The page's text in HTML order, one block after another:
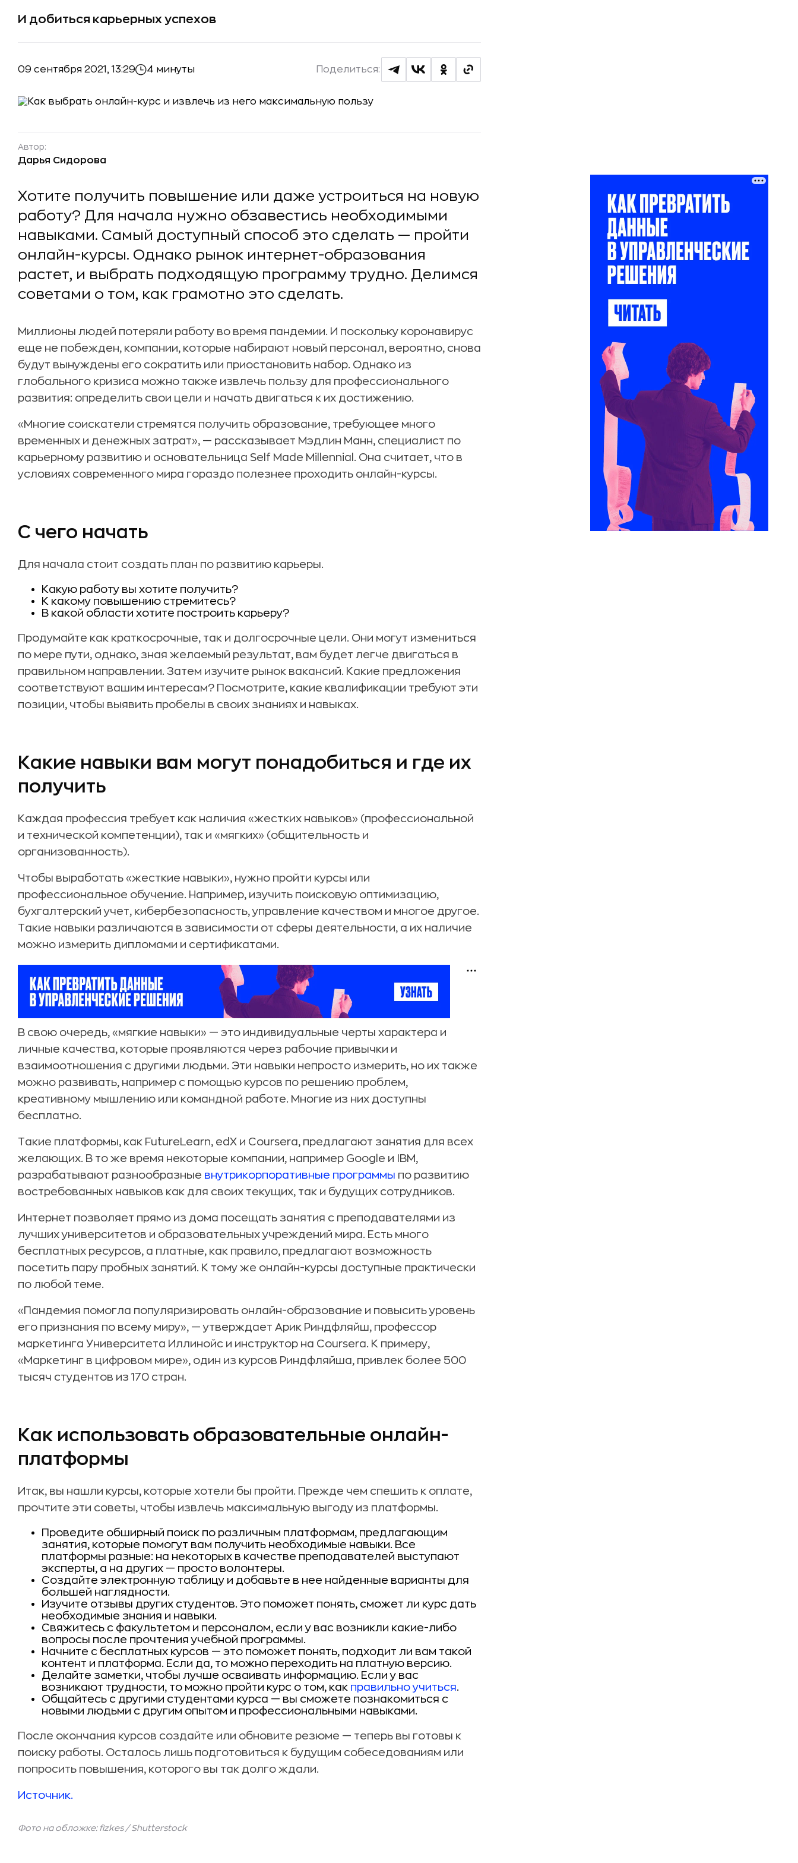
И добиться карьерных успехов
09 сентября 2021, 13:29 4 минуты Поделиться:
Автор:
Дарья Сидорова
Хотите получить повышение или даже устроиться на новую
работу? Для начала нужно обзавестись необходимыми
навыками. Самый доступный способ это сделать — пройти
онлайн-курсы. Однако рынок интернет-образования
растет, и выбрать подходящую программу трудно. Делимся
советами о том, как грамотно это сделать.
Миллионы людей потеряли работу во время пандемии. И поскольку коронавирус
еще не побежден, компании, которые набирают новый персонал, вероятно, снова
будут вынуждены его сократить или приостановить набор. Однако из
глобального кризиса можно также извлечь пользу для профессионального
развития: определить свои цели и начать двигаться к их достижению.
«Многие соискатели стремятся получить образование, требующее много
временных и денежных затрат», — рассказывает Мэдлин Манн, специалист по
карьерному развитию и основательница Self Made Millennial. Она считает, что в
условиях современного мира гораздо полезнее проходить онлайн-курсы.
С чего начать
Для начала стоит создать план по развитию карьеры.
Какую работу вы хотите получить?
К какому повышению стремитесь?
В какой области хотите построить карьеру?
Продумайте как краткосрочные, так и долгосрочные цели. Они могут измениться
по мере пути, однако, зная желаемый результат, вам будет легче двигаться в
правильном направлении. Затем изучите рынок вакансий. Какие предложения
соответствуют вашим интересам? Посмотрите, какие квалификации требуют эти
позиции, чтобы выявить пробелы в своих знаниях и навыках.
Какие навыки вам могут понадобиться и где их
получить
Каждая профессия требует как наличия «жестких навыков» (профессиональной
и технической компетенции), так и «мягких» (общительность и
организованность).
Чтобы выработать «жесткие навыки», нужно пройти курсы или
профессиональное обучение. Например, изучить поисковую оптимизацию,
бухгалтерский учет, кибербезопасность, управление качеством и многое другое.
Такие навыки различаются в зависимости от сферы деятельности, а их наличие
можно измерить дипломами и сертификатами.
В свою очередь, «мягкие навыки» — это индивидуальные черты характера и
личные качества, которые проявляются через рабочие привычки и
взаимоотношения с другими людьми. Эти навыки непросто измерить, но их также
можно развивать, например с помощью курсов по решению проблем,
креативному мышлению или командной работе. Многие из них доступны
бесплатно.
Такие платформы, как FutureLearn, edX и Coursera, предлагают занятия для всех
желающих. В то же время некоторые компании, например Google и IBM,
разрабатывают разнообразные внутрикорпоративные программы по развитию
востребованных навыков как для своих текущих, так и будущих сотрудников.
Интернет позволяет прямо из дома посещать занятия с преподавателями из
лучших университетов и образовательных учреждений мира. Есть много
бесплатных ресурсов, а платные, как правило, предлагают возможность
посетить пару пробных занятий. К тому же онлайн-курсы доступные практически
по любой теме.
«Пандемия помогла популяризировать онлайн-образование и повысить уровень
его признания по всему миру», — утверждает Арик Риндфляйш, профессор
маркетинга Университета Иллинойс и инструктор на Coursera. К примеру,
«Маркетинг в цифровом мире», один из курсов Риндфляйша, привлек более 500
тысяч студентов из 170 стран.
Как использовать образовательные онлайн-
платформы
Итак, вы нашли курсы, которые хотели бы пройти. Прежде чем спешить к оплате,
прочтите эти советы, чтобы извлечь максимальную выгоду из платформы.
Проведите обширный поиск по различным платформам, предлагающим
занятия, которые помогут вам получить необходимые навыки. Все
платформы разные: на некоторых в качестве преподавателей выступают
эксперты, а на других — просто волонтеры.
Создайте электронную таблицу и добавьте в нее найденные варианты для
большей наглядности.
Изучите отзывы других студентов. Это поможет понять, сможет ли курс дать
необходимые знания и навыки.
Свяжитесь с факультетом и персоналом, если у вас возникли какие-либо
вопросы после прочтения учебной программы.
Начните с бесплатных курсов — это поможет понять, подходит ли вам такой
контент и платформа. Если да, то можно переходить на платную версию.
Делайте заметки, чтобы лучше осваивать информацию. Если у вас
возникают трудности, то можно пройти курс о том, как правильно учиться.
Общайтесь с другими студентами курса — вы сможете познакомиться с
новыми людьми с другим опытом и профессиональными навыками.
После окончания курсов создайте или обновите резюме — теперь вы готовы к
поиску работы. Осталось лишь подготовиться к будущим собеседованиям или
попросить повышения, которого вы так долго ждали.
Источник.
Фото на обложке: fizkes /Shutterstock